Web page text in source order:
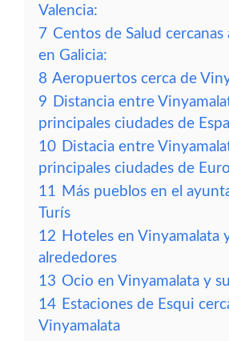
Valencia:
7 Centos de Salud cercanas
en Galicia:
8 Aeropuertos cerca de
9 Distancia entre
principales ciudades de
10 Distacia entre
principales ciudades de
11 Más pueblos en el
Turís
12 Hoteles en Vinyamalata
alrededores
13 Ocio en Vinyamalata y
14 Estaciones de Esqui
Vinyamalata